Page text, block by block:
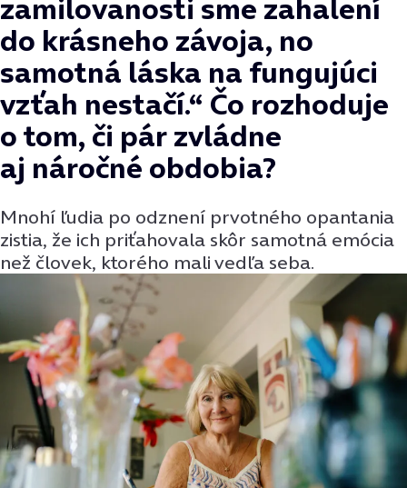
zamilovanosti sme zahalení
do krásneho závoja, no
samotná láska na fungujúci
vzťah nestačí.“ Čo rozhoduje
o tom, či pár zvládne
aj náročné obdobia?
Mnohí ľudia po odznení prvotného opantania
zistia, že ich priťahovala skôr samotná emócia
než človek, ktorého mali vedľa seba.